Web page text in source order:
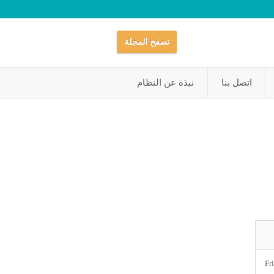
تصفح المجلة
اتصل بنا نبذة عن النظام